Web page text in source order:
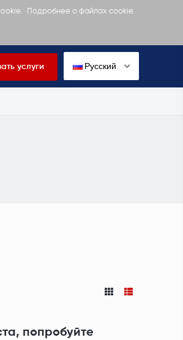
Подробнее о файлах cookie.
услуги Русский
попробуйте